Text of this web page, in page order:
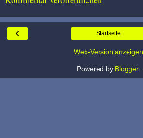
‹ Startseite
Web-Version anzeigen
Powered by Blogger.